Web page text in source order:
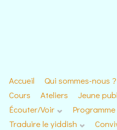
Accueil Qui sommes-nous ?
Cours
Ateliers Jeune
Écouter/Voir
Traduire le yiddish